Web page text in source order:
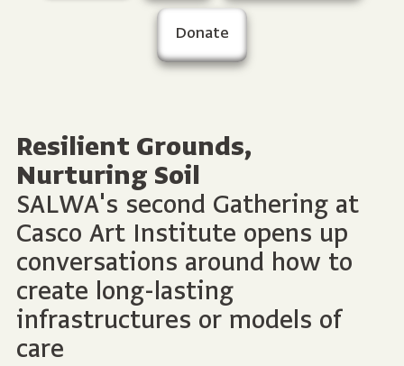
Donate
Resilient Grounds,
Nurturing Soil
SALWA's second Gathering at
Casco Art Institute opens up
conversations around how to
create long-lasting
infrastructures or models of
care